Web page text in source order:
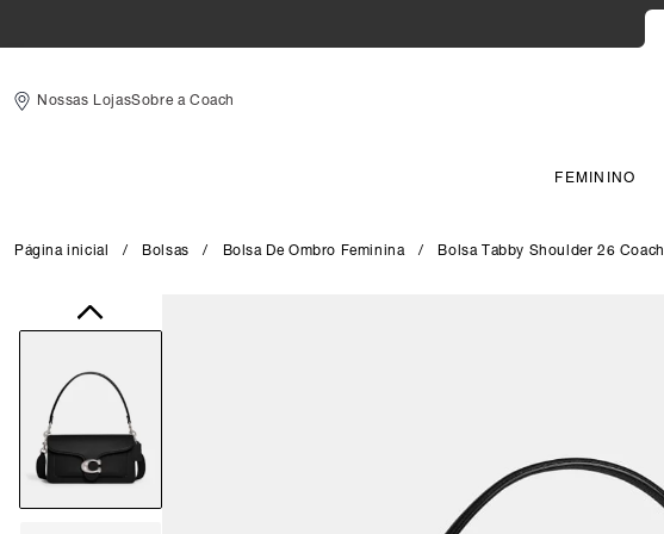
Nossas LojasSobre a Coach
FEMININO
Página inicial / Bolsas / Bolsa De Ombro Feminina / Bolsa Tabby Shoulder 26 Coach